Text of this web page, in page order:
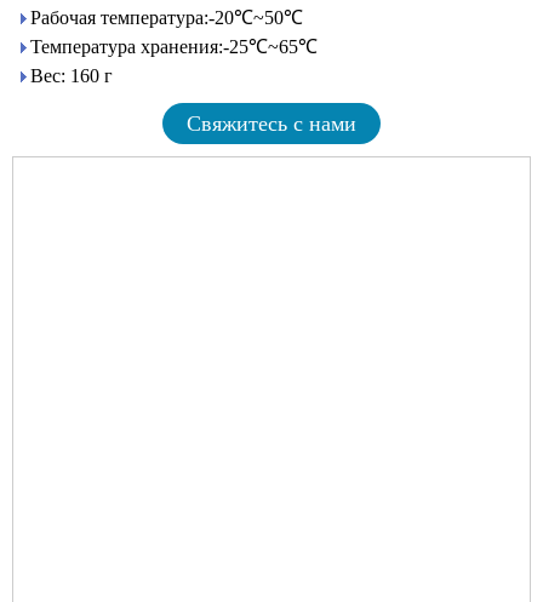
Рабочая температура:-20℃~50℃
Температура хранения:-25℃~65℃
Вес: 160 г
Свяжитесь с нами